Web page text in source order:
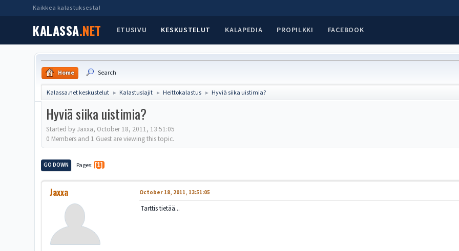
Kaikkea kalastuksesta!
KALASSA.NET ETUSIVU KESKUSTELUT KALAPEDIA PROPILKKI FACEBOOK
Home Search
Kalassa.net keskustelut ► Kalastuslajit ► Heittokalastus ► Hyviä siika uistimia?
Hyviä siika uistimia?
Started by Jaxxa, October 18, 2011, 13:51:05
0 Members and 1 Guest are viewing this topic.
GO DOWN Pages 1
Jaxxa October 18, 2011, 13:51:05
Tarttis tietää...